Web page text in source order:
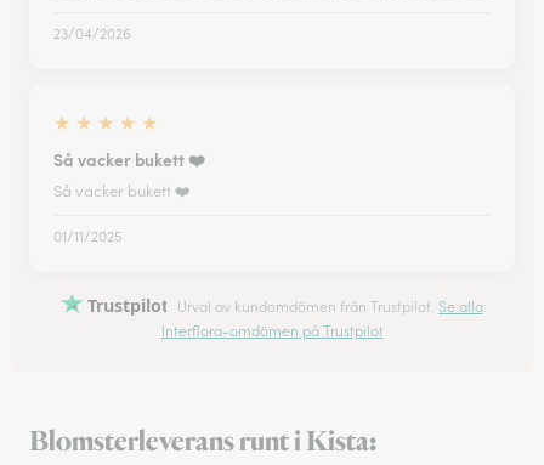
23/04/2026
★ ★ ★ ★ ★
Så vacker bukett ❤️
Så vacker bukett ❤️
01/11/2025
Trustpilot Urval av kundomdömen från Trustpilot. Se alla
Interflora-omdömen på Trustpilot
Blomsterleverans runt i Kista: